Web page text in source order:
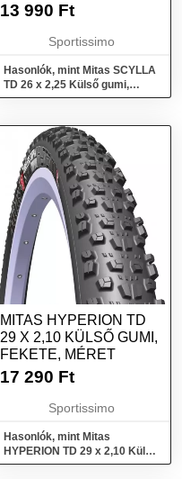
13 990 Ft
Sportissimo
Hasonlók, mint Mitas SCYLLA
TD 26 x 2,25 Külső gumi,
fekete, méret
MITAS HYPERION TD
29 X 2,10 KÜLSŐ GUMI,
FEKETE, MÉRET
17 290 Ft
Sportissimo
Hasonlók, mint Mitas
HYPERION TD 29 x 2,10 Külső
gumi, fekete, méret